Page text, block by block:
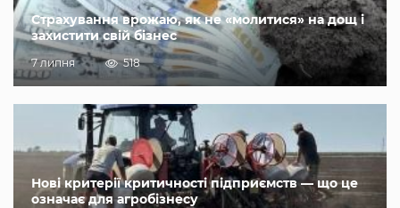
Страхування врожаю, як не «молитися» на дощ і
захистити свій бізнес
7 липня 518
Нові критерії критичності підприємств — що це
означає для агробізнесу